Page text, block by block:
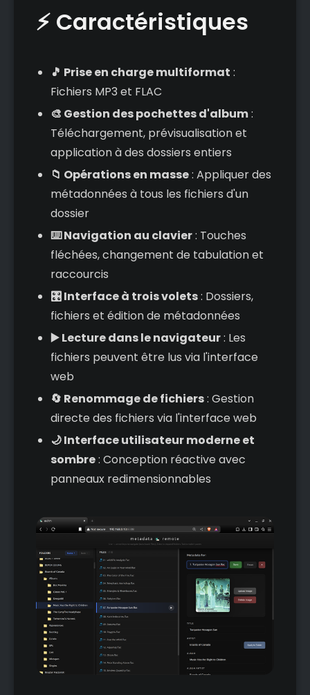
⚡ Caractéristiques
🎵 Prise en charge multiformat :
Fichiers MP3 et FLAC
🎨 Gestion des pochettes d'album:
Téléchargement, prévisualisation et
application à des dossiers entiers
📁 Opérations en masse: Appliquer des
métadonnées à tous les fichiers d'un
dossier
⌨️ Navigation au clavier: Touches
fléchées, changement de tabulation et
raccourcis
🎛️ Interface à trois volets: Dossiers,
fichiers et édition de métadonnées
▶️ Lecture dans le navigateur: Les
fichiers peuvent être lus via l'interface
web
🔄 Renommage de fichiers: Gestion
directe des fichiers via l'interface web
🌙 Interface utilisateur moderne et
sombre: Conception réactive avec
panneaux redimensionnables